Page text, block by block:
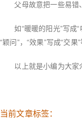
父母故意把一些易错、
如“暖暖的阳光”写成“
“颖问”，“效果”写成“交果
以上就是小编为大家介
当前文章标签：